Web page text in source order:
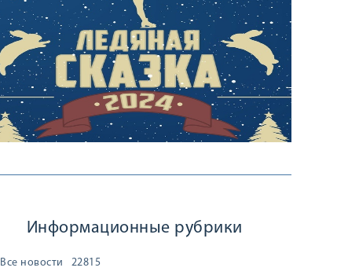
Информационные рубрики
Все новости
22815